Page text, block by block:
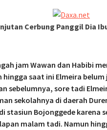
Cerbung Panggil Dia
jam Wawan dan Habibi
hingga saat ini Elmeira
sebelumnya, sore tadi
sekolahnya di daerah
stasiun Bojonggede karena
malam tadi. Namun